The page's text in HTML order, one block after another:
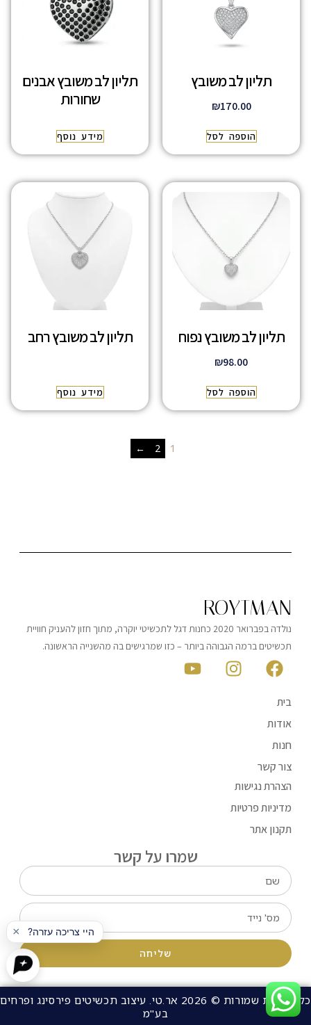
תליון לב משובץ
₪170.00
הוספה לסל
תליון לב משובץ אבנים
שחורות
מידע נוסף
תליון לב משובץ נפוח
₪98.00
הוספה לסל
תליון לב משובץ רחב
מידע נוסף
1
2
←
ROYTMAN
נולדה בפברואר 2020 כחנות דגל לתכשיטי יוקרה, מתוך חזון להעניק חוויית
תכשיטים ברמה הגבוהה ביותר – כזו שמרגישים בה מהשנייה הראשונה.
בית
אודות
חנות
צור קשר
הצהרת נגישות
מדיניות פרטיות
תקנון אתר
שמרו על קשר
שליחה
כל הזכויות שמורות © 2026 אר.טי. עיצוב תכשיטים פירסינג ופרחים
בע"מ